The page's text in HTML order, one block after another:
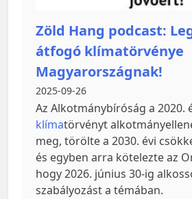
Zöld Hang podcast:
átfogó klímatörvénye
Magyarországnak!
2025-09-26
Az Alkotmánybíróság a 2020.
klímatörvényt
meg, törölte a 2030. évi
és egyben arra kötelezte az
hogy 2026. június 30-ig
szabályozást a témában.